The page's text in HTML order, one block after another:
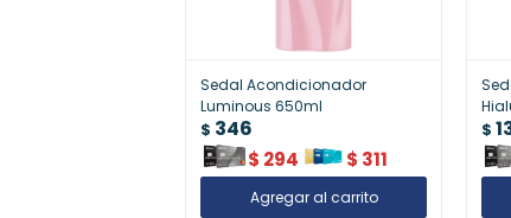
Sedal Acondicionador
Luminous 650ml
$ 346
$ 294 $ 311
$